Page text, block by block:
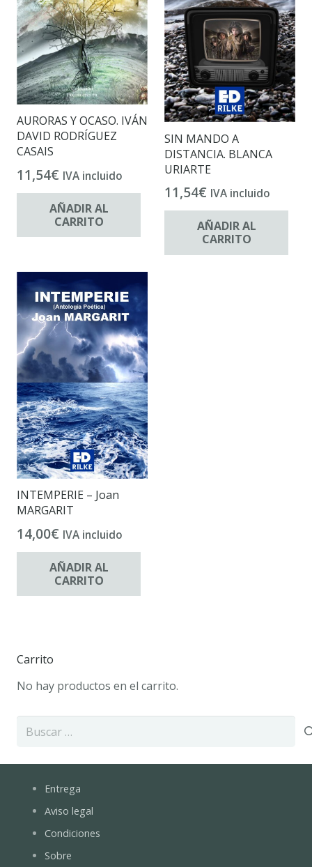
AURORAS Y OCASO. IVÁN
DAVID RODRÍGUEZ
CASAIS
11,54€ IVA incluido
AÑADIR AL
CARRITO
SIN MANDO A
DISTANCIA. BLANCA
URIARTE
11,54€ IVA incluido
AÑADIR AL
CARRITO
INTEMPERIE – Joan
MARGARIT
14,00€ IVA incluido
AÑADIR AL
CARRITO
Carrito
No hay productos en el carrito.
Entrega
Aviso legal
Condiciones
Sobre